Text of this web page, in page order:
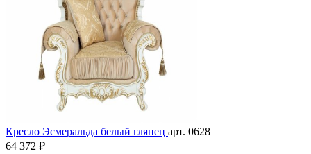
Кресло Эсмеральда белый глянец арт. 0628
64 372 ₽